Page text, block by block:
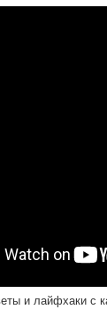
и лайфхаки с